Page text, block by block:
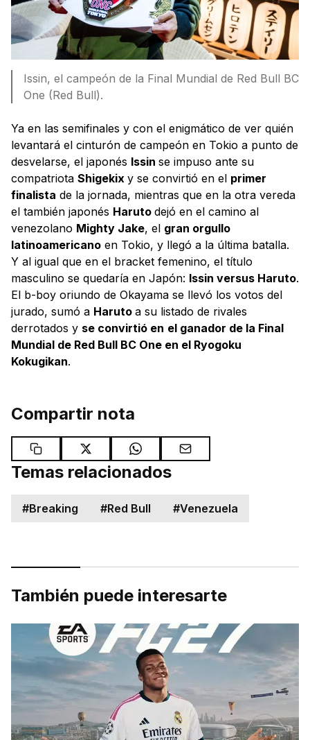
Issin, el campeón de la Final Mundial de Red Bull BC
One (Red Bull).
Ya en las semifinales y con el enigmático de ver quién
levantará el cinturón de campeón en Tokio a punto de
desvelarse, el japonés Issin se impuso ante su
compatriota Shigekix y se convirtió en el primer
finalista de la jornada, mientras que en la otra vereda
el también japonés Haruto dejó en el camino al
venezolano Mighty Jake, el gran orgullo
latinoamericano en Tokio, y llegó a la última batalla.
Y al igual que en el bracket femenino, el título
masculino se quedaría en Japón: Issin versus Haruto.
El b-boy oriundo de Okayama se llevó los votos del
jurado, sumó a Haruto a su listado de rivales
derrotados y se convirtió en el ganador de la Final
Mundial de Red Bull BC One en el Ryogoku
Kokugikan.
Compartir nota
Temas relacionados
#Breaking #Red Bull #Venezuela
También puede interesarte